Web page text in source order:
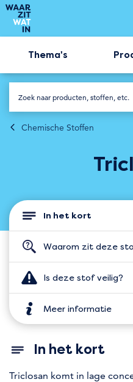
Thema's
Chemische Stoffen
In het kort
Waarom zit deze
Is deze stof veilig?
Meer informatie
In het kort
Triclosan komt in lage